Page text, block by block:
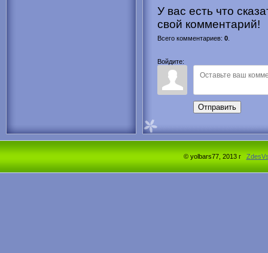
У вас есть что
свой комментарий!
Всего комментариев: 0
Войдите:
Отправить
© yolbars77, 2013 г